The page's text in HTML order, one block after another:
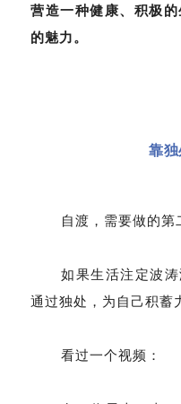
营造一种健康、积极
的魅力。
靠
自渡，需要做的第
如果生活注定波
通过独处，为自己积蓄
看过一个视频：